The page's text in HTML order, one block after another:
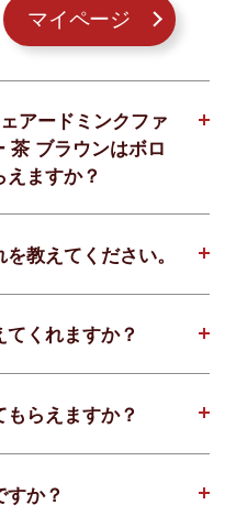
マイページ
アードミンクファ
茶 ブラウンはボロ
ますか？
教えてください。
くれますか？
らえますか？
すか？